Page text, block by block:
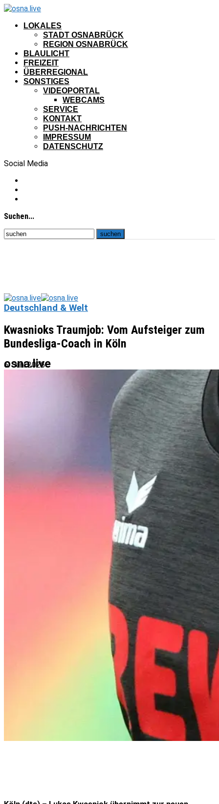
LOKALES
STADT OSNABRÜCK
REGION OSNABRÜCK
BLAULICHT
FREIZEIT
ÜBERREGIONAL
SONSTIGES
VIDEOPORTAL
WEBCAMS
SERVICE
KONTAKT
PUSH-NACHRICHTEN
IMPRESSUM
DATENSCHUTZ
Social Media
Suchen...
osna.live
Deutschland & Welt
Kwasnioks Traumjob: Vom Aufsteiger zum
Bundesliga-Coach in Köln
6. Juni 2025